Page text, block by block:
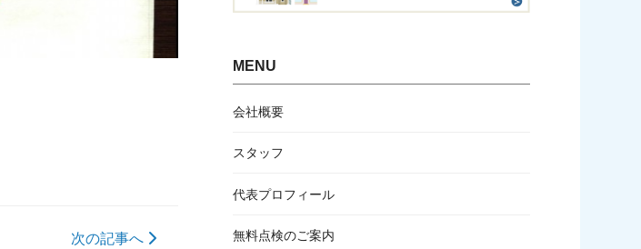
次の記事へ
MENU
会社概要
スタッフ
代表プロフィール
無料点検のご案内